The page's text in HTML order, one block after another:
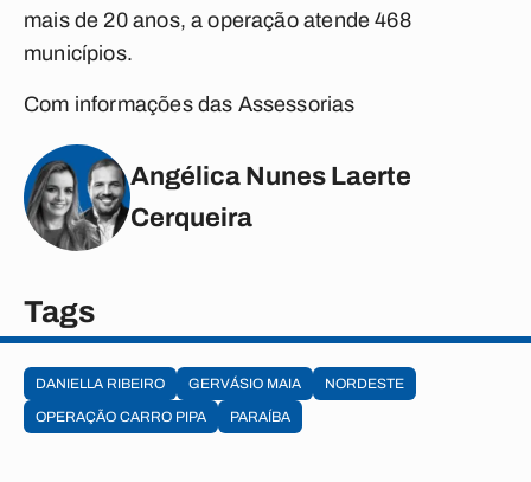
mais de 20 anos, a operação atende 468
municípios.
Com informações das Assessorias
Angélica Nunes Laerte
Cerqueira
Tags
DANIELLA RIBEIRO GERVÁSIO MAIA
NORDESTE
OPERAÇÃO CARRO PIPA
PARAÍBA